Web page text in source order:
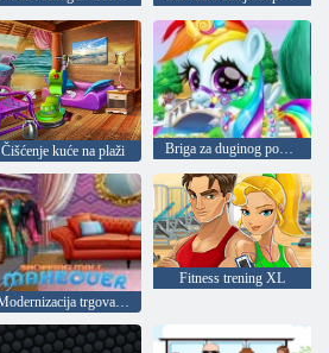
Čišćenje kuće na plaži Briga za duginog ponija
Modernizacija trgovačkog centra
Fitness trening XL